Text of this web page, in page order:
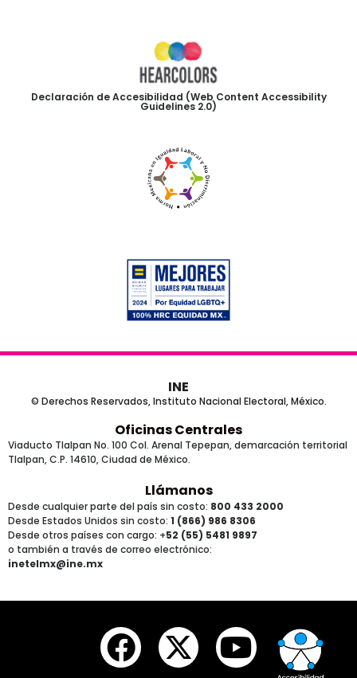
Declaración de Accesibilidad (Web Content Accessibility
Guidelines 2.0)
INE
© Derechos Reservados, Instituto Nacional Electoral, México.
Oficinas Centrales
Viaducto Tlalpan No. 100 Col. Arenal Tepepan, demarcación territorial
Tlalpan, C.P. 14610, Ciudad de México.
Llámanos
Desde cualquier parte del país sin costo: 800 433 2000
Desde Estados Unidos sin costo: 1 (866) 986 8306
Desde otros países con cargo: +52 (55) 5481 9897
o también a través de correo electrónico:
inetelmx@ine.mx